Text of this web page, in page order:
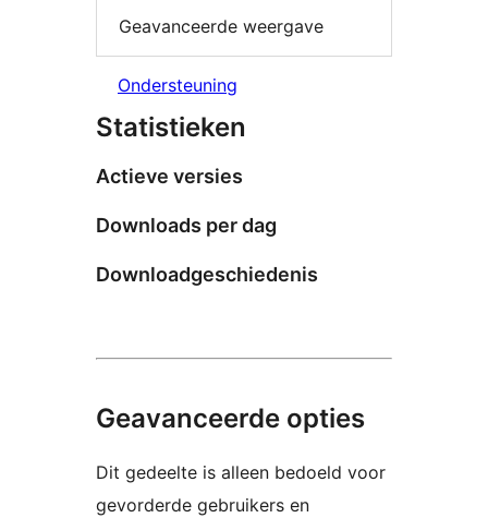
Geavanceerde weergave
Ondersteuning
Statistieken
Actieve versies
Downloads per dag
Downloadgeschiedenis
Geavanceerde opties
Dit gedeelte is alleen bedoeld voor
gevorderde gebruikers en